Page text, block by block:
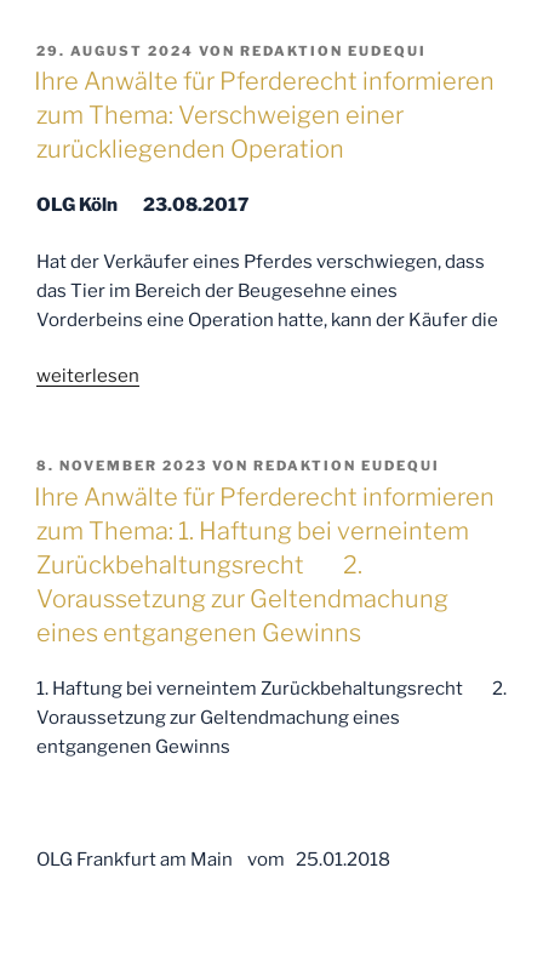
VERÖFFENTLICHT
AM
29. AUGUST 2024 VON REDAKTION EUDEQUI
Ihre Anwälte für Pferderecht informieren
zum Thema: Verschweigen einer
zurückliegenden Operation
OLG Köln 23.08.2017
Hat der Verkäufer eines Pferdes verschwiegen, dass
das Tier im Bereich der Beugesehne eines
Vorderbeins eine Operation hatte, kann der Käufer die
„Ihre
Pferderecht
informieren
Verschweigen
einer
zurückliegenden
weiterlesen
VERÖFFENTLICHT
AM
8. NOVEMBER 2023 VON REDAKTION EUDEQUI
Ihre Anwälte für Pferderecht informieren
zum Thema: 1. Haftung bei verneintem
Zurückbehaltungsrecht 2.
Voraussetzung zur Geltendmachung
eines entgangenen Gewinns
1. Haftung bei verneintem Zurückbehaltungsrecht 2.
Voraussetzung zur Geltendmachung eines
entgangenen Gewinns
OLG Frankfurt am Main vom 25.01.2018